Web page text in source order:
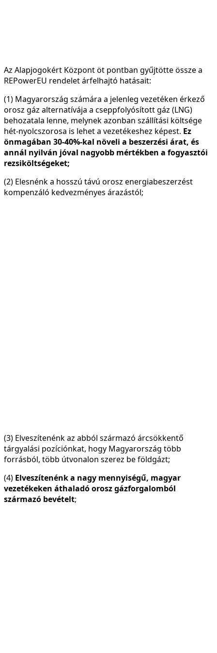
Az Alapjogokért Központ öt pontban gyűjtötte össze a
REPowerEU rendelet árfelhajtó hatásait:
(1) Magyarország számára a jelenleg vezetéken érkező
orosz gáz alternatívája a cseppfolyósított gáz (LNG)
behozatala lenne, melynek azonban szállítási költsége
hét-nyolcszorosa is lehet a vezetékeshez képest. Ez
önmagában 30-40%-kal növeli a beszerzési árat, és
annál nyilván jóval nagyobb mértékben a fogyasztói
rezsiköltségeket;
(2) Elesnénk a hosszú távú orosz energiabeszerzést
kompenzáló kedvezményes árazástól;
(3) Elveszítenénk az abból származó árcsökkentő
tárgyalási pozíciónkat, hogy Magyarország több
forrásból, több útvonalon szerez be földgázt;
(4) Elveszítenénk a nagy mennyiségű, magyar
vezetékeken áthaladó orosz gázforgalomból
származó bevételt;